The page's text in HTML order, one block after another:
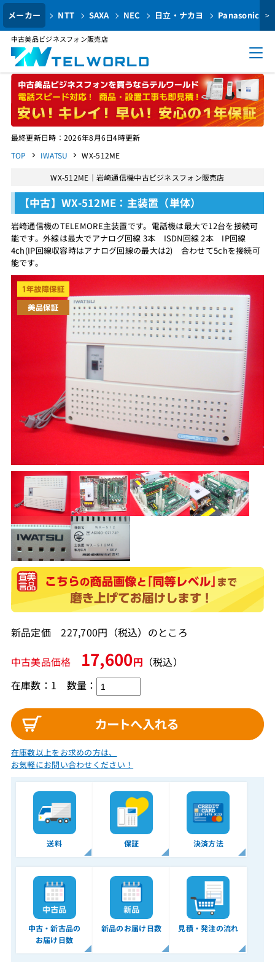
メーカー NTT SAXA NEC 日立・ナカヨ Panasonic >
中古美品ビジネスフォン販売店
最終更新日時：2026年8月6日4時更新
TOP
IWATSU WX-512ME
WX-512ME｜岩崎通信機中古ビジネスフォン販売店
【中古】WX-512ME：主装置（単体）
岩崎通信機のTELEMORE主装置です。電話機は最大で12台を接続可
能です。外線は最大でアナログ回線 3本 ISDN回線 2本 IP回線
4ch(IP回線収容時はアナログ回線の最大は2) 合わせて5chを接続可
能です。
新品定価 227,700円（税込）のところ
中古美品価格 17,600円 （税込）
在庫数：1 数量：
在庫数以上をお求めの方は、
お気軽にお問い合わせください！
送料 保証 決済方法
中古・新古品の
お届け日数
新品のお届け日数 見積・発注の流れ